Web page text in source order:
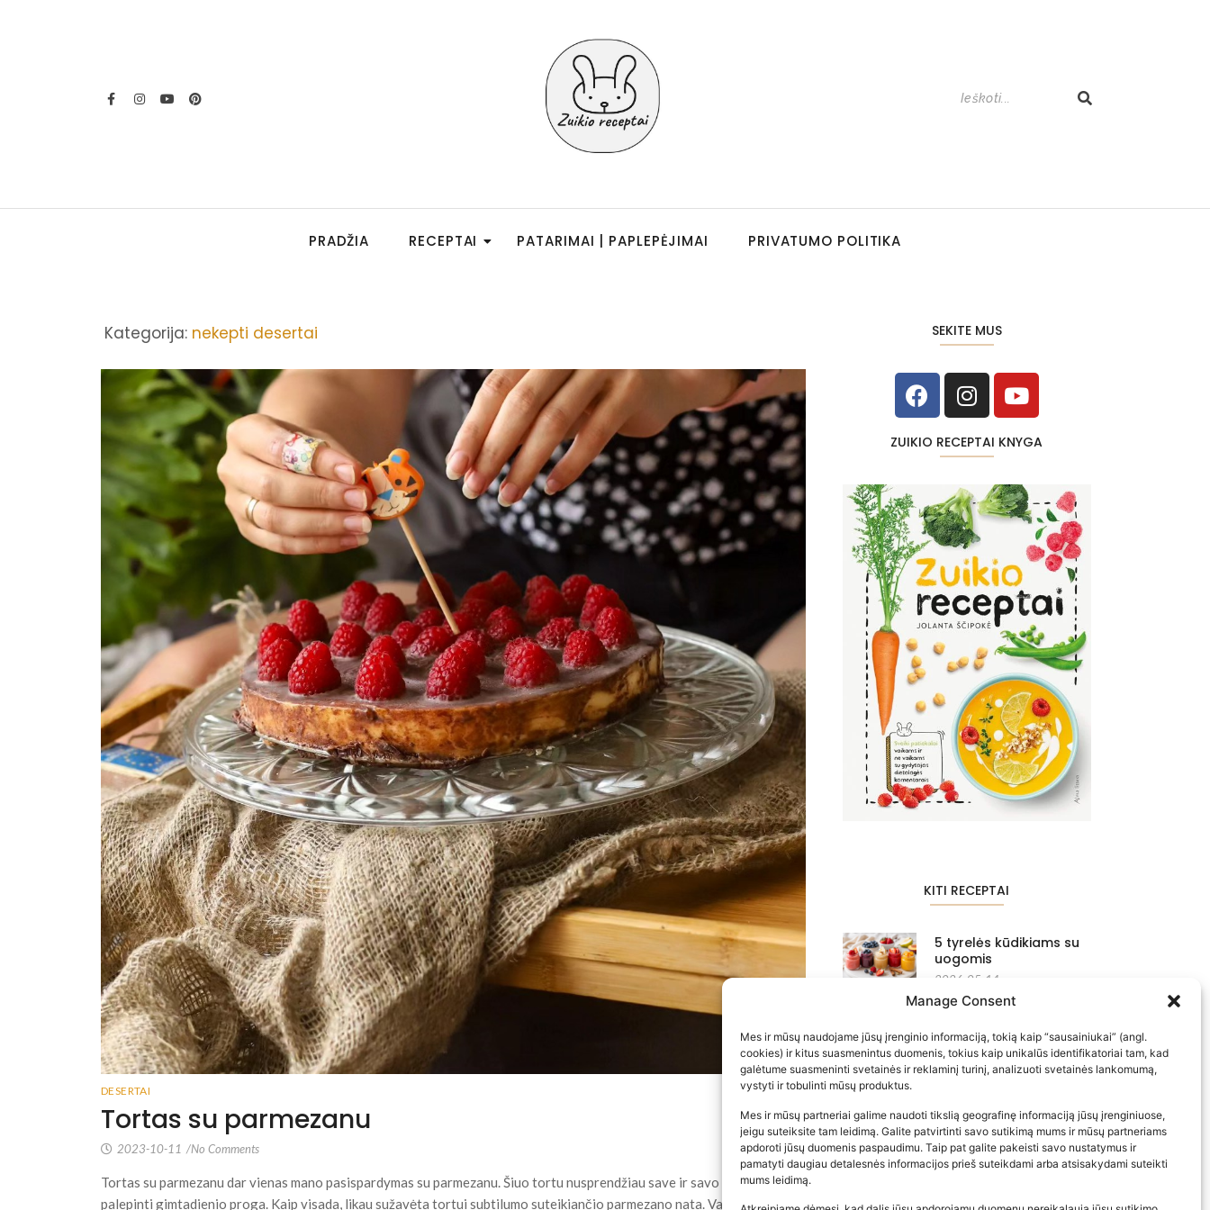
Manage Consent
Mes ir mūsų naudojame jūsų įrenginio informaciją, tokią kaip “sausainiukai” (angl.
cookies) ir kitus suasmenintus duomenis, tokius kaip unikalūs identifikatoriai tam, kad
galėtume suasmeninti svetainės ir reklaminį turinį, analizuoti svetainės lankomumą,
vystyti ir tobulinti mūsų produktus.
Mes ir mūsų partneriai galime naudoti tikslią geografinę informaciją jūsų įrenginiuose,
jeigu suteiksite tam leidimą. Galite patvirtinti savo sutikimą mums ir mūsų partneriams
apdoroti jūsų duomenis paspaudimu. Taip pat galite pakeisti savo nustatymus ir
pamatyti daugiau detalesnės informacijos prieš suteikdami arba atsisakydami suteikti
mums leidimą.
PRADŽIA RECEPTAI PATARIMAI | PAPLEPĖJIMAI PRIVATUMO POLITIKA
Kategorija: nekepti desertai
DESERTAI
Tortas su parmezanu
2023-10-11 /No Comments
Tortas su parmezanu dar vienas mano pasispardymas su parmezanu. Šiuo tortu nusprendžiau save ir savo šeimą
palepinti gimtadienio proga. Kaip visada, likau sužavėta tortui subtilumo suteikiančio parmezano nata. Vau, dievinu
SEKITE MUS
ZUIKIO RECEPTAI KNYGA
KITI RECEPTAI
5 tyrelės kūdikiams su
uogomis
2026-05-14
tinginys su „Rududu“
2026-05-14
Wok padaže…
2026-05-14